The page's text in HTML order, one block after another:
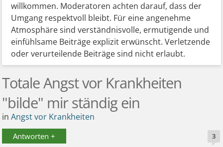
willkommen. Moderatoren achten darauf, dass der
Umgang respektvoll bleibt. Für eine angenehme
Atmosphäre sind verständnisvolle, ermutigende und
einfühlsame Beiträge explizit erwünscht. Verletzende
oder verurteilende Beiträge sind nicht erlaubt.
Totale Angst vor Krankheiten
"bilde" mir ständig ein
inAngst vor Krankheiten
Antworten + 3